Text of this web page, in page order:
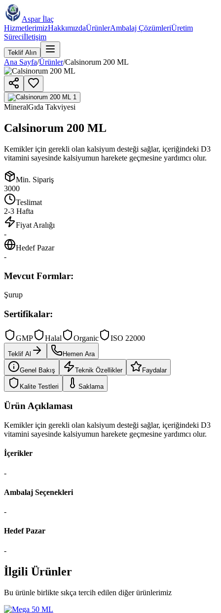
Aspar İlaç
HizmetlerimizHakkımızdaÜrünlerAmbalaj ÇözümleriÜretim
Süreciİletişim
Teklif Alın
Ana Sayfa/Ürünler/Calsinorum 200 ML
MineralGıda Takviyesi
Calsinorum 200 ML
Kemikler için gerekli olan kalsiyum desteği sağlar, içeriğindeki D3
vitamini sayesinde kalsiyumun harekete geçmesine yardımcı olur.
Min. Sipariş
3000
Teslimat
2-3 Hafta
Fiyat Aralığı
-
Hedef Pazar
-
Mevcut Formlar:
Şurup
Sertifikalar:
GMP Halal Organic ISO 22000
Teklif Al Hemen Ara
Genel Bakış Teknik Özellikler Faydalar
Kalite Testleri Saklama
Ürün Açıklaması
Kemikler için gerekli olan kalsiyum desteği sağlar, içeriğindeki D3
vitamini sayesinde kalsiyumun harekete geçmesine yardımcı olur.
İçerikler
-
Ambalaj Seçenekleri
-
Hedef Pazar
-
İlgili Ürünler
Bu ürünle birlikte sıkça tercih edilen diğer ürünlerimiz